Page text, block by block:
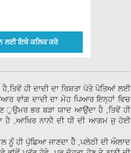
ਲਈ ਇਥੇ ਕਲਿਕ ਕਰੋ
ਹੀ ਦਾਦੀ ਦਾ ਰਿਸ਼ਤਾ ਪੋਤੇ ਪੋਤਿਆਂ ਲਈ
ਵਾਂਗ ਦਾਦੀ ਦਾ ਮੋਹ ਪਿਆਰ ਇਨ੍ਹਾਂ ਵਿਚ
ੁਉਮਰ ਭਰ ਬੜਾ ਯਾਦ ਆਉਂਦਾ ਹੈ ,ਤਿਵੇਂ ਹੀ
ਹੈ ,ਆਖਿਰ ਨਾਨੀ ਦੀ ਧੀ ਦੀ ਆਗਮ ਜੁ ਹੋਈ
ਨੂਂੰ ਹੀ ਪੁੱਛਿਆ ਜਾਣਦਾ ਹੇੈ ,ਪਲੇਠੀ ਦੀ ਔਲਾਦ